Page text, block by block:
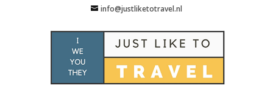
info@justliketotravel.nl